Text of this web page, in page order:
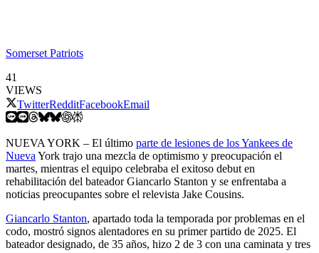
Somerset Patriots
41
VIEWS
TwitterRedditFacebookEmail
NUEVA YORK – El último parte de lesiones de los Yankees de
Nueva York trajo una mezcla de optimismo y preocupación el
martes, mientras el equipo celebraba el exitoso debut en
rehabilitación del bateador Giancarlo Stanton y se enfrentaba a
noticias preocupantes sobre el relevista Jake Cousins.
Giancarlo Stanton, apartado toda la temporada por problemas en el
codo, mostró signos alentadores en su primer partido de 2025. El
bateador designado, de 35 años, hizo 2 de 3 con una caminata y tres